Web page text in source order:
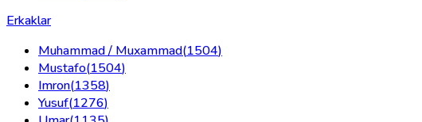
Erkaklar
Muhammad / Muxammad(1504)
Mustafo(1504)
Imron(1358)
Yusuf(1276)